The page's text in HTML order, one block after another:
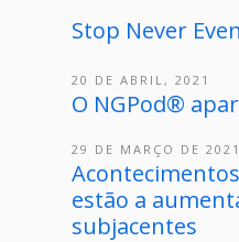
Stop Never
20 DE ABRIL, 2021
O NGPod®
29 DE MARÇO DE 2021
estão a
subjacentes